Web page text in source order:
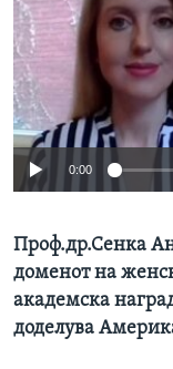
ИНТЕРВЈУА
Јазици
No
0:00
Проф.др.Сенка
доменот на
академска
доделува